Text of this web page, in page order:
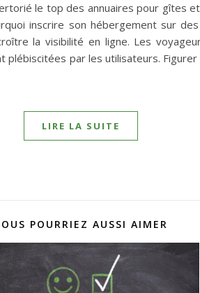
le top des annuaires pour gîtes
inscrire son hébergement sur
la visibilité en ligne. Les
par les utilisateurs.
LIRE LA SUITE
POURRIEZ AUSSI AIMER